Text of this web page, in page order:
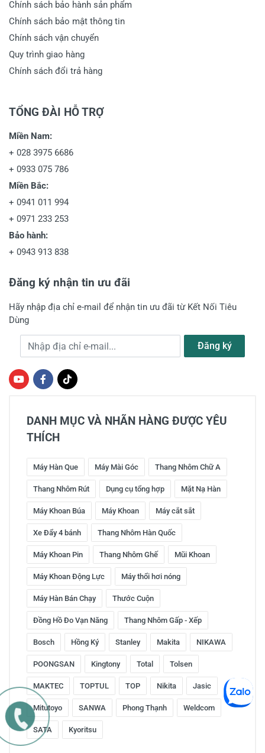
Chính sách bảo hành sản phẩm
Chính sách bảo mật thông tin
Chính sách vận chuyển
Quy trình giao hàng
Chính sách đổi trả hàng
TỔNG ĐÀI HỖ TRỢ
Miền Nam:
+ 028 3975 6686
+ 0933 075 786
Miền Bắc:
+ 0941 011 994
+ 0971 233 253
Bảo hành:
+ 0943 913 838
Đăng ký nhận tin ưu đãi
Hãy nhập địa chỉ e-mail để nhận tin ưu đãi từ Kết Nối Tiêu
Dùng
Địa chỉ e-mail Đăng ký
DANH MỤC VÀ NHÃN HÀNG ĐƯỢC YÊU
THÍCH
Máy Hàn Que Máy Mài Góc Thang Nhôm Chữ A
Thang Nhôm Rút Dụng cụ tổng hợp Mặt Nạ Hàn
Máy Khoan Búa Máy Khoan Máy cắt sắt
Xe Đẩy 4 bánh Thang Nhôm Hàn Quốc
Máy Khoan Pin Thang Nhôm Ghế Mũi Khoan
Máy Khoan Động Lực Máy thổi hơi nóng
Máy Hàn Bán Chạy Thước Cuộn
Đồng Hồ Đo Vạn Năng Thang Nhôm Gấp - Xếp
Bosch Hồng Ký Stanley Makita NIKAWA
POONGSAN Kingtony Total Tolsen
MAKTEC TOPTUL TOP Nikita Jasic
Mitutoyo SANWA Phong Thạnh Weldcom
SATA Kyoritsu